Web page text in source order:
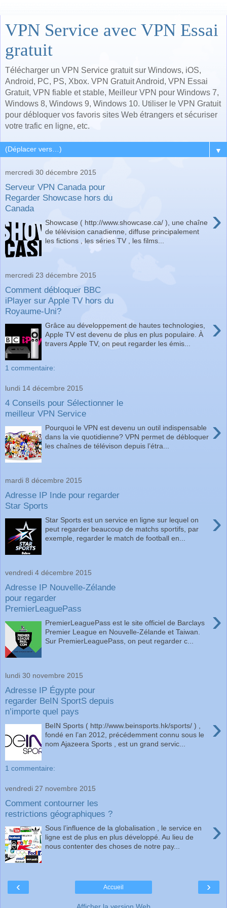
VPN Service avec VPN Essai
gratuit
Télécharger un VPN Service gratuit sur Windows, iOS,
Android, PC, PS, Xbox. VPN Gratuit Android, VPN Essai
Gratuit, VPN fiable et stable, Meilleur VPN pour Windows 7,
Windows 8, Windows 9, Windows 10. Utiliser le VPN Gratuit
pour débloquer vos favoris sites Web étrangers et sécuriser
votre trafic en ligne, etc.
▼
mercredi 30 décembre 2015
Serveur VPN Canada pour
Regarder Showcase hors du
Canada
›
Showcase ( http://www.showcase.ca/ ), une chaîne
de télévision canadienne, diffuse principalement
les fictions , les séries TV , les films...
mercredi 23 décembre 2015
Comment débloquer BBC
iPlayer sur Apple TV hors du
Royaume-Uni?
›
Grâce au développement de hautes technologies,
Apple TV est devenu de plus en plus populaire. À
travers Apple TV, on peut regarder les émis...
1 commentaire:
lundi 14 décembre 2015
4 Conseils pour Sélectionner le
meilleur VPN Service
›
Pourquoi le VPN est devenu un outil indispensable
dans la vie quotidienne? VPN permet de débloquer
les chaînes de télévison depuis l’étra...
mardi 8 décembre 2015
Adresse IP Inde pour regarder
Star Sports
›
Star Sports est un service en ligne sur lequel on
peut regarder beaucoup de matchs sportifs, par
exemple, regarder le match de football en...
vendredi 4 décembre 2015
Adresse IP Nouvelle-Zélande
pour regarder
PremierLeaguePass
›
PremierLeaguePass est le site officiel de Barclays
Premier League en Nouvelle-Zélande et Taiwan.
Sur PremierLeaguePass, on peut regarder c...
lundi 30 novembre 2015
Adresse IP Égypte pour
regarder BeIN SportS depuis
n’importe quel pays
›
BeIN Sports ( http://www.beinsports.hk/sports/ ) ,
fondé en l’an 2012, précédemment connu sous le
nom Ajazeera Sports , est un grand servic...
1 commentaire:
vendredi 27 novembre 2015
Comment contourner les
restrictions géographiques ?
›
Sous l’influence de la globalisation , le service en
ligne est de plus en plus développé. Au lieu de
nous contenter des choses de notre pay...
‹ ›
Accueil